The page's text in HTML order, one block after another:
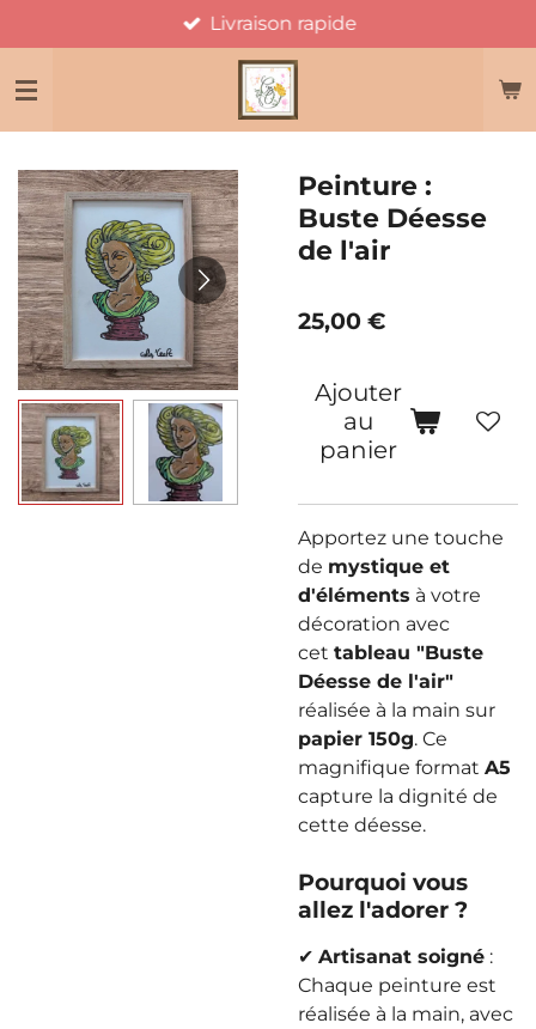
au
contenu
Livraison rapide
Peinture :
Buste Déesse
de l'air
25,00 €
Ajouter
au
panier
Apportez une touche
de mystique et
d'éléments à votre
décoration avec
cet tableau "Buste
Déesse de l'air"
réalisée à la main sur
papier 150g. Ce
magnifique format A5
capture la dignité de
cette déesse.
Pourquoi vous
allez l'adorer ?
✔ Artisanat soigné :
Chaque peinture est
réalisée à la main, avec